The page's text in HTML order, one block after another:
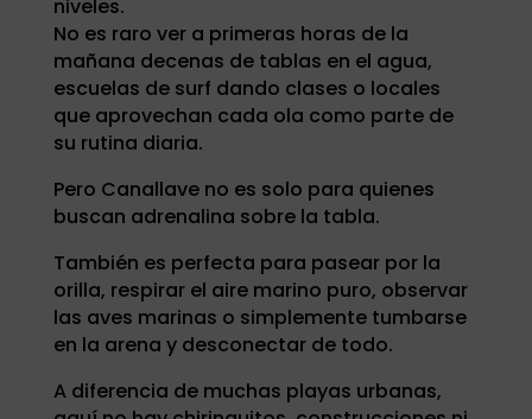
niveles.
No es raro ver a primeras horas de la
mañana decenas de tablas en el agua,
escuelas de surf dando clases o locales
que aprovechan cada ola como parte de
su rutina diaria.
Pero Canallave no es solo para quienes
buscan adrenalina sobre la tabla.
También es perfecta para pasear por la
orilla, respirar el aire marino puro, observar
las aves marinas o simplemente tumbarse
en la arena y desconectar de todo.
A diferencia de muchas playas urbanas,